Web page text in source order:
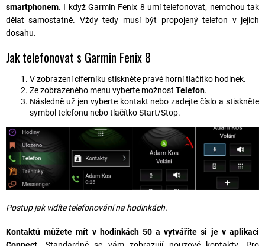
smartphonem. I když Garmin Fenix 8 umí telefonovat, nemohou tak
dělat samostatně. Vždy tedy musí být propojený telefon v jejich
dosahu.
Jak telefonovat s Garmin Fenix 8
V zobrazení ciferníku stiskněte pravé horní tlačítko hodinek.
Ze zobrazeného menu vyberte možnost Telefon.
Následně už jen vyberte kontakt nebo zadejte číslo a stiskněte
symbol telefonu nebo tlačítko Start/Stop.
Postup jak vidíte telefonování na hodinkách.
Kontaktů můžete mít v hodinkách 50 a vytváříte si je v aplikaci